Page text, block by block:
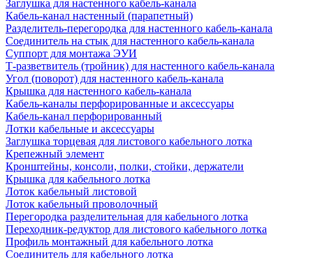
Заглушка для настенного кабель-канала
Кабель-канал настенный (парапетный)
Разделитель-перегородка для настенного кабель-канала
Соединитель на стык для настенного кабель-канала
Суппорт для монтажа ЭУИ
Т-разветвитель (тройник) для настенного кабель-канала
Угол (поворот) для настенного кабель-канала
Крышка для настенного кабель-канала
Кабель-каналы перфорированные и аксессуары
Кабель-канал перфорированный
Лотки кабельные и аксессуары
Заглушка торцевая для листового кабельного лотка
Крепежный элемент
Кронштейны, консоли, полки, стойки, держатели
Крышка для кабельного лотка
Лоток кабельный листовой
Лоток кабельный проволочный
Перегородка разделительная для кабельного лотка
Переходник-редуктор для листового кабельного лотка
Профиль монтажный для кабельного лотка
Соединитель для кабельного лотка